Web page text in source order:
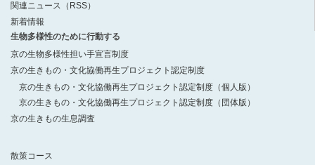
関連ニュース（RSS）
新着情報
生物多様性のために行動する
京の生物多様性担い手宣言制度
京の生きもの・文化協働再生プロジェクト認定制度
京の生きもの・文化協働再生プロジェクト認定制度（個人版）
京の生きもの・文化協働再生プロジェクト認定制度（団体版）
京の生きもの生息調査
散策コース